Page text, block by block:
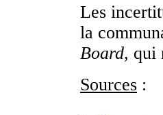
Les
la
Board, qui
Sources :